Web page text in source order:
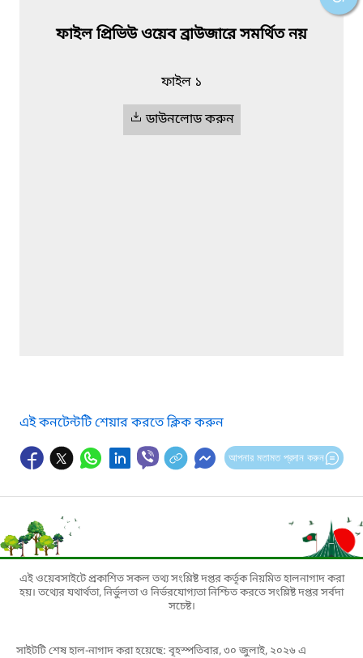
ফাইল প্রিভিউ ওয়েব ব্রাউজারে সমর্থিত নয়
ফাইল ১
ডাউনলোড করুন
এই কনটেন্টটি শেয়ার করতে ক্লিক করুন
আপনার মতামত প্রদান করুন
এই ওয়েবসাইটে প্রকাশিত সকল তথ্য সংশ্লিষ্ট দপ্তর কর্তৃক নিয়মিত হালনাগাদ করা
হয়। তথ্যের যথার্থতা, নির্ভুলতা ও নির্ভরযোগ্যতা নিশ্চিত করতে সংশ্লিষ্ট দপ্তর সর্বদা
সচেষ্ট।
সাইটটি শেষ হাল-নাগাদ করা হয়েছে: বৃহস্পতিবার, ৩০ জুলাই, ২০২৬ এ